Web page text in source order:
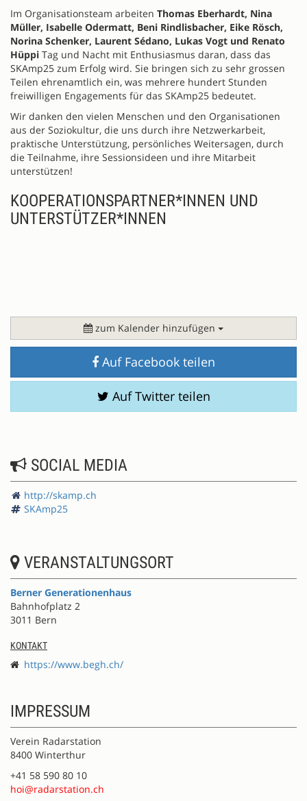
Im Organisationsteam arbeiten Thomas Eberhardt, Nina
Müller, Isabelle Odermatt, Beni Rindlisbacher, Eike Rösch,
Norina Schenker, Laurent Sédano, Lukas Vogt und Renato
Hüppi Tag und Nacht mit Enthusiasmus daran, dass das
SKAmp25 zum Erfolg wird. Sie bringen sich zu sehr grossen
Teilen ehrenamtlich ein, was mehrere hundert Stunden
freiwilligen Engagements für das SKAmp25 bedeutet.
Wir danken den vielen Menschen und den Organisationen
aus der Soziokultur, die uns durch ihre Netzwerkarbeit,
praktische Unterstützung, persönliches Weitersagen, durch
die Teilnahme, ihre Sessionsideen und ihre Mitarbeit
unterstützen!
KOOPERATIONSPARTNER*INNEN UND
UNTERSTÜTZER*INNEN
zum Kalender hinzufügen
Auf Facebook teilen
Auf Twitter teilen
SOCIAL MEDIA
http://skamp.ch
SKAmp25
VERANSTALTUNGSORT
Berner Generationenhaus
Bahnhofplatz 2
3011 Bern
KONTAKT
https://www.begh.ch/
IMPRESSUM
Verein Radarstation
8400 Winterthur
+41 58 590 80 10
hoi@radarstation.ch